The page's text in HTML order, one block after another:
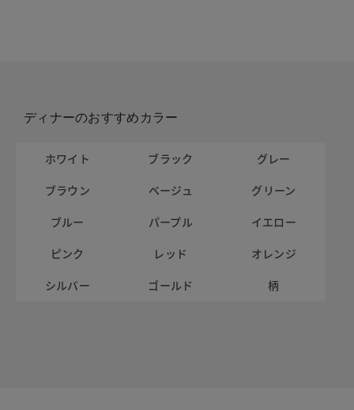
ディナーのおすすめカラー
ホワイト ブラック
グレー
ブラウン
ベージュ
グリーン
ブルー
パープル
イエロー
ピンク
レッド
オレンジ
シルバー
ゴールド 柄